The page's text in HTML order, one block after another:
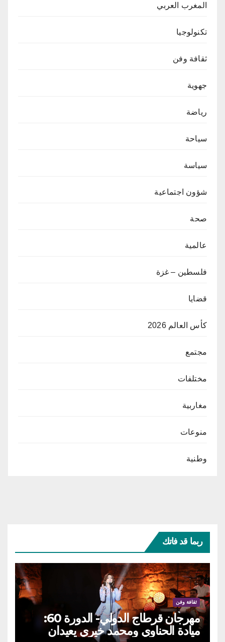
المغرب العربي
تكنولوجيا
ثقافة وفن
جهوية
رياضة
سياحة
سياسة
شؤون اجتماعية
صحة
عالمية
فلسطين – غزة
قضايا
كأس العالم 2026
مجتمع
مختلفات
مغاربية
منوعات
وطنية
ربما قد فاتك
ثقافة وفن
مهرجان قرطاج الدولي- الدورة 60:
ميادة الحناوي ومحمد خيري يعيدان